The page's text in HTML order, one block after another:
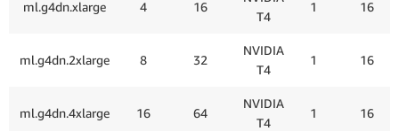
ml.g4dn.xlarge 4 16
T4
1 16
ml.g4dn.2xlarge 8 32
NVIDIA
T4
1 16
ml.g4dn.4xlarge 16 64
NVIDIA
T4
1 16